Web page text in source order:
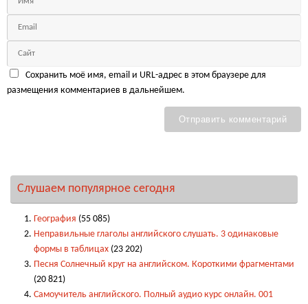
Сохранить моё имя, email и URL-адрес в этом браузере для
размещения комментариев в дальнейшем.
Слушаем популярное сегодня
География (55 085)
Неправильные глаголы английского слушать. 3 одинаковые
формы в таблицах (23 202)
Песня Солнечный круг на английском. Короткими фрагментами
(20 821)
Самоучитель английского. Полный аудио курс онлайн. 001